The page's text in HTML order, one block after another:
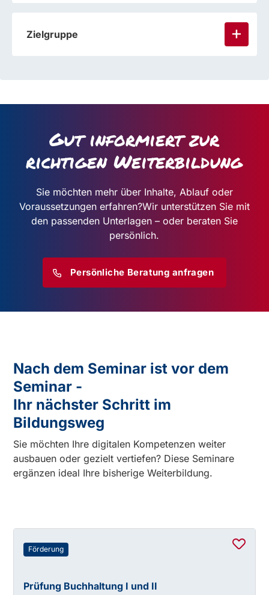
Zielgruppe
Gut informiert zur
richtigen Weiterbildung
Sie möchten mehr über Inhalte, Ablauf oder
Voraussetzungen erfahren?Wir unterstützen Sie mit
den passenden Unterlagen – oder beraten Sie
persönlich.
Persönliche Beratung anfragen
Nach dem Seminar ist vor dem
Seminar -
Ihr nächster Schritt im
Bildungsweg
Sie möchten Ihre digitalen Kompetenzen weiter
ausbauen oder gezielt vertiefen? Diese Seminare
ergänzen ideal Ihre bisherige Weiterbildung.
Förderung
Prüfung Buchhaltung I und II